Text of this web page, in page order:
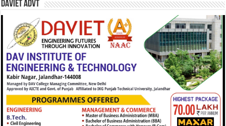
DAVIET Advt